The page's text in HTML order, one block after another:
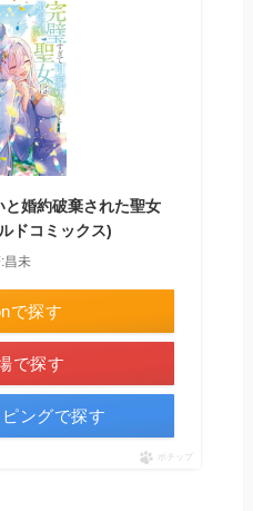
婚約破棄された聖女
ドコミックス)
昌未
で探す
で探す
ングで探す
ポチップ